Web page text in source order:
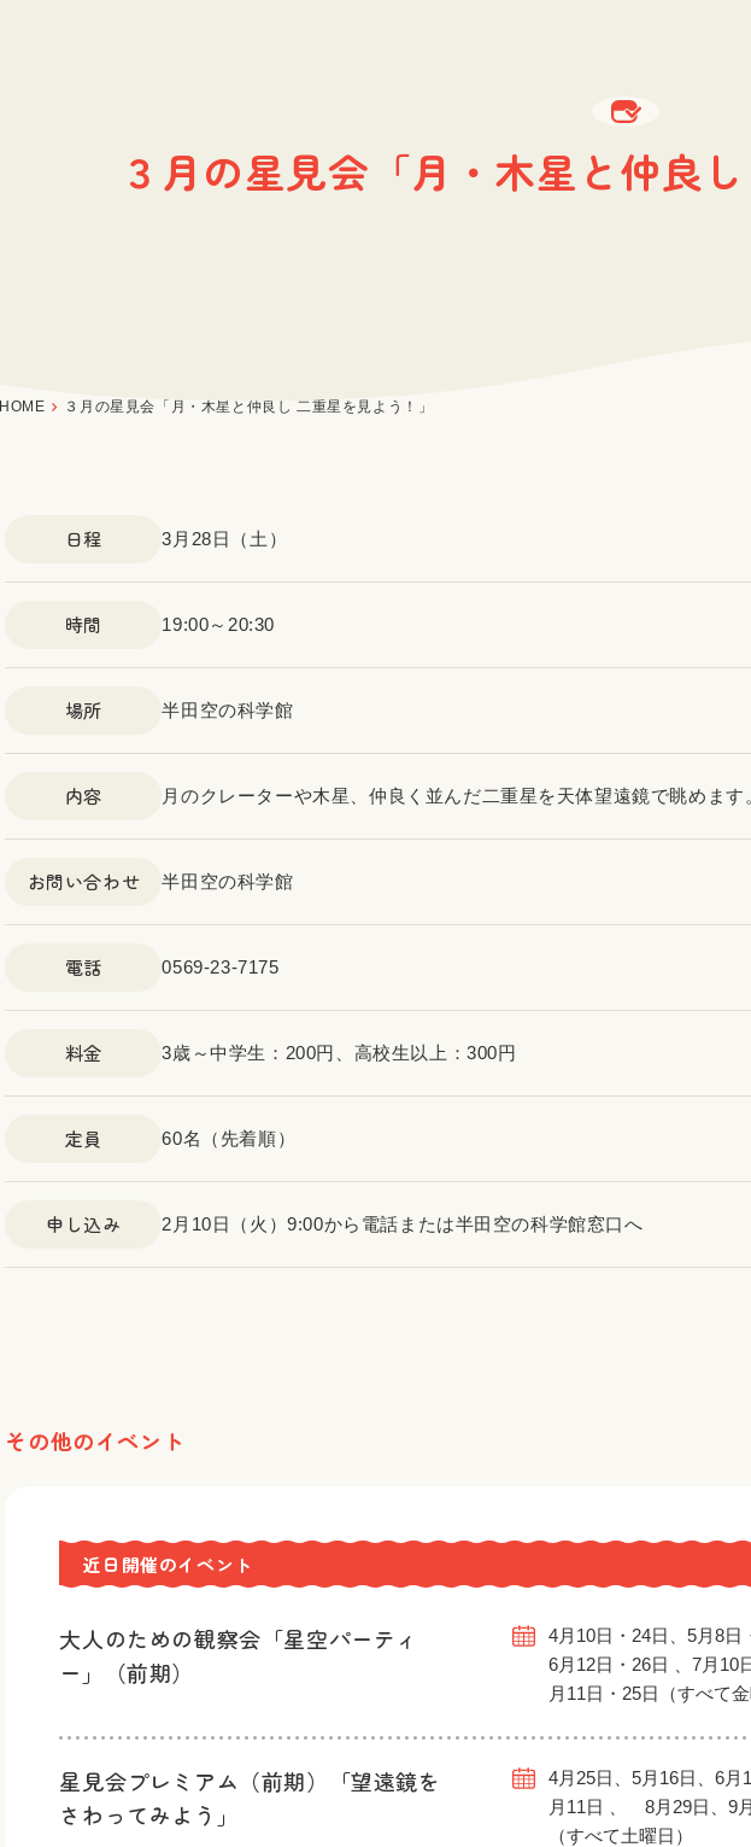
３月の星見会「月・木星と仲良
HOME ３月の星見会「月・木星と仲良し 二重星を見よう！」
日程 3月28日（土）
時間 19:00～20:30
場所 半田空の科学館
内容 月のクレーターや木星、仲良く並んだ二重星を天体望遠鏡で眺めます
お問い合わせ 半田空の科学館
電話 0569-23-7175
料金 3歳～中学生：200円、高校生以上：300円
定員 60名（先着順）
申し込み 2月10日（火）9:00から電話または半田空の科学館窓口へ
その他のイベント
近日開催のイベント
大人のための観察会「星空パーティ
ー」（前期）
4月10日・24日、5月8日
6月12日・26日 、7月
月11日・25日（すべて
星見会プレミアム（前期）「望遠鏡を
さわってみよう」
4月25日、5月16日、6月
月11日 、 8月29日、9
（すべて土曜日）